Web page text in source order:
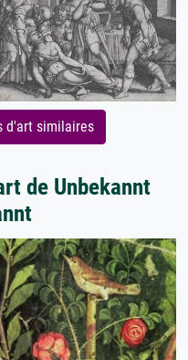
d'art similaires
de Unbekannt